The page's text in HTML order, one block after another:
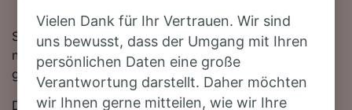
Sie denken darüber nach, für Ihre Reise von Neapel
nach Paris den Zug zu nehmen? Bei uns sind Sie
goldrichtig!
Die schnellste Fahrtzeit, um die 1291 km von Neapel
Vielen Dank für Ihr Vertrauen. Wir sind
uns bewusst, dass der Umgang mit Ihren
persönlichen Daten eine große
Verantwortung darstellt. Daher möchten
wir Ihnen gerne mitteilen, wie wir Ihre